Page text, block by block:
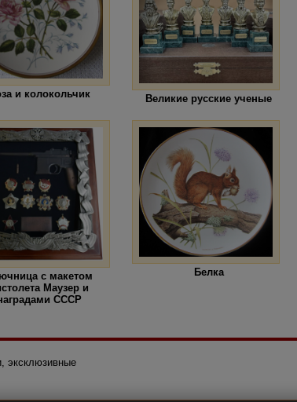
и колокольчик Великие русские ученые
с макетом
Маузер и
СССР
Белка
эксклюзивные